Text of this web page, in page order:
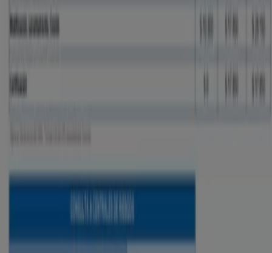
Banco Mundo Mujer
Canales
Tarifas de Productos y Servicios de